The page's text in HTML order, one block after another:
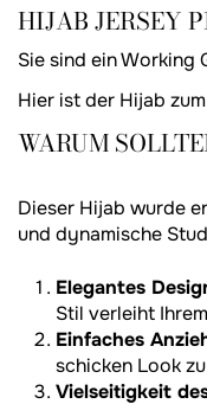
HIJAB JERSEY
Sie sind ein Working
Hier ist der Hijab
WARUM
Dieser Hijab wurde
und dynamische
Elegantes
Stil verleiht
Einfaches
schicken Look
Vielseitigkeit